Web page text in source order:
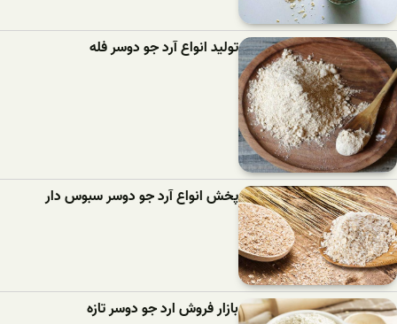
تولید انواع آرد جو دوسر فله
پخش انواع آرد جو دوسر سبوس دار
بازار فروش ارد جو دوسر تازه